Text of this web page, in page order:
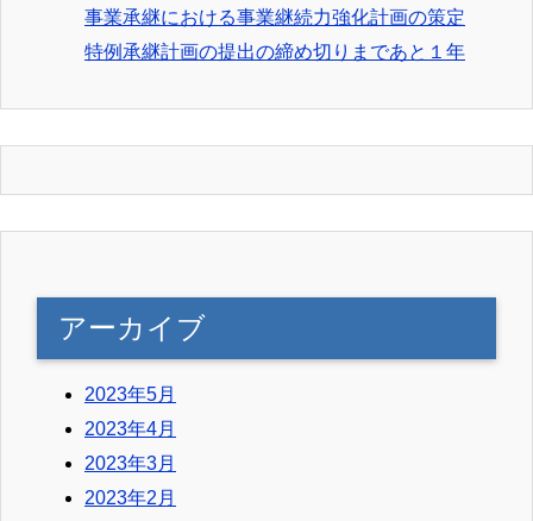
事業承継における事業継続力強化計画の策定
特例承継計画の提出の締め切りまであと１年
アーカイブ
2023年5月
2023年4月
2023年3月
2023年2月